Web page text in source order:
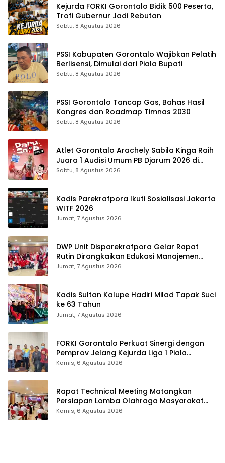
Kejurda FORKI Gorontalo Bidik 500 Peserta,
Trofi Gubernur Jadi Rebutan
Sabtu, 8 Agustus 2026
PSSI Kabupaten Gorontalo Wajibkan Pelatih
Berlisensi, Dimulai dari Piala Bupati
Sabtu, 8 Agustus 2026
PSSI Gorontalo Tancap Gas, Bahas Hasil
Kongres dan Roadmap Timnas 2030
Sabtu, 8 Agustus 2026
Atlet Gorontalo Arachely Sabila Kinga Raih
Juara 1 Audisi Umum PB Djarum 2026 di
Makassar
Sabtu, 8 Agustus 2026
Kadis Parekrafpora Ikuti Sosialisasi Jakarta
WITF 2026
Jumat, 7 Agustus 2026
DWP Unit Disparekrafpora Gelar Rapat
Rutin Dirangkaikan Edukasi Manajemen
Stres
Jumat, 7 Agustus 2026
Kadis Sultan Kalupe Hadiri Milad Tapak Suci
ke 63 Tahun
Jumat, 7 Agustus 2026
FORKI Gorontalo Perkuat Sinergi dengan
Pemprov Jelang Kejurda Liga 1 Piala
Gubernur 2026
Kamis, 6 Agustus 2026
Rapat Technical Meeting Matangkan
Persiapan Lomba Olahraga Masyarakat
Tingkat Provinsi Gorontalo
Kamis, 6 Agustus 2026